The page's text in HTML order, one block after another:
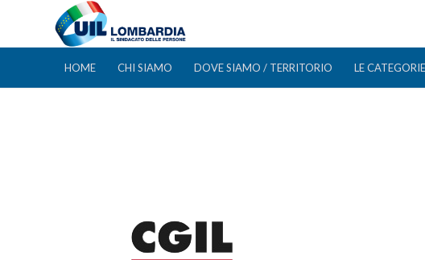
HOME CHI SIAMO DOVE SIAMO / TERRITORIO LE CATEGORIE